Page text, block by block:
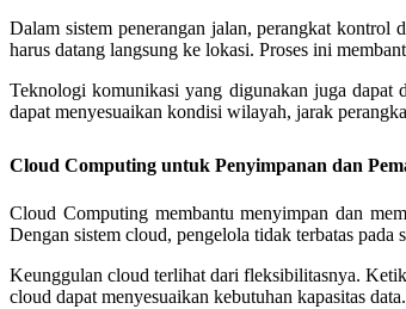
Dalam sistem penerangan jalan, perangkat kontrol
harus datang langsung ke lokasi. Proses ini
Teknologi komunikasi yang digunakan juga dapat
dapat menyesuaikan kondisi wilayah, jarak
Cloud Computing untuk Penyimpanan dan
Cloud Computing membantu menyimpan dan
Dengan sistem cloud, pengelola tidak terbatas
Keunggulan cloud terlihat dari fleksibilitasnya.
cloud dapat menyesuaikan kebutuhan kapasitas data.